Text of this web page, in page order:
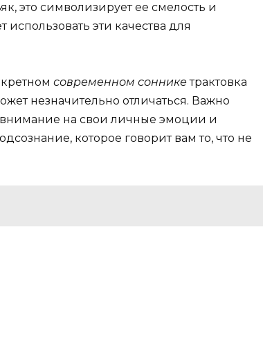
это символизирует ее смелость и
эти качества для
современном сонникетрактовка
незначительно отличаться. Важно
на свои личные эмоции и
которое говорит вам то, что не